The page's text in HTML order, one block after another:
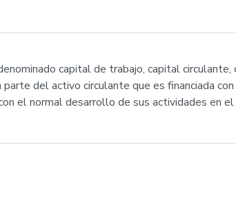
capital de trabajo, capital circulante,
del activo circulante que es financiada
el normal desarrollo de sus actividades en